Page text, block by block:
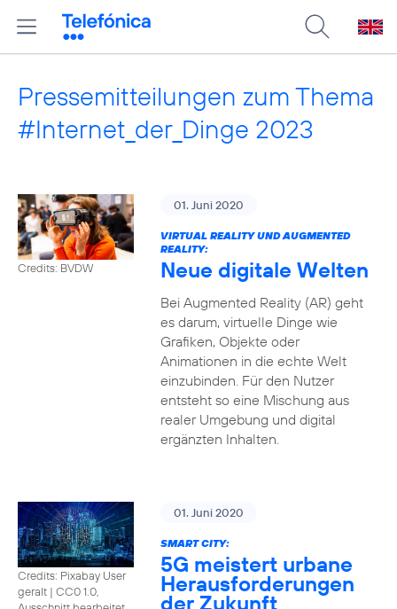
Pressemitteilungen zum Thema
#Internet_der_Dinge 2023
Credits: BVDW
01. Juni 2020
VIRTUAL REALITY UND AUGMENTED
REALITY:
Neue digitale Welten
Bei Augmented Reality (AR) geht
es darum, virtuelle Dinge wie
Grafiken, Objekte oder
Animationen in die echte Welt
einzubinden. Für den Nutzer
entsteht so eine Mischung aus
realer Umgebung und digital
ergänzten Inhalten.
Credits: Pixabay User
geralt | CC0 1.0,
01. Juni 2020
SMART CITY:
5G meistert urbane
Herausforderungen
der Zukunft